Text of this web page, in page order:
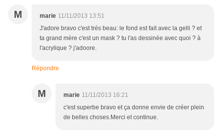
M marie 11/11/2013 13:51
J'adore bravo c'est trés beau: le fond est fait avec la gelli ? et
ta grand mère c'est un mask ? tu l'as dessinée avec quoi ? à
l'acrylique ? j'adoore.
Répondre
M marie 11/11/2013 16:21
c'est superbe bravo et ça donne envie de créer plein
de belles choses.Merci et continue.